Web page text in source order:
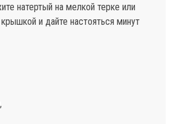
натертый на мелкой терке или
и дайте настояться минут